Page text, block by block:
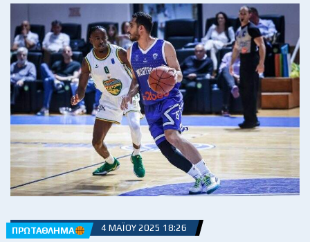
ΠΡΩΤΆΘΛΗΜΑ 4 ΜΑΪ́ΟΥ 2025 18:26